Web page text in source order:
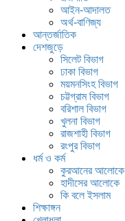
আইন-আদালত
অর্থ-বাণিজ্য
আন্তর্জাতিক
দেশজুড়ে
সিলেট বিভাগ
ঢাকা বিভাগ
ময়মনসিংহ বিভাগ
চট্টগ্রাম বিভাগ
বরিশাল বিভাগ
খুলনা বিভাগ
রাজশাহী বিভাগ
রংপুর বিভাগ
ধর্ম ও কর্ম
কুরআনের আলোকে
হাদীসের আলোকে
কি বলে ইসলাম
শিক্ষাঙ্গন